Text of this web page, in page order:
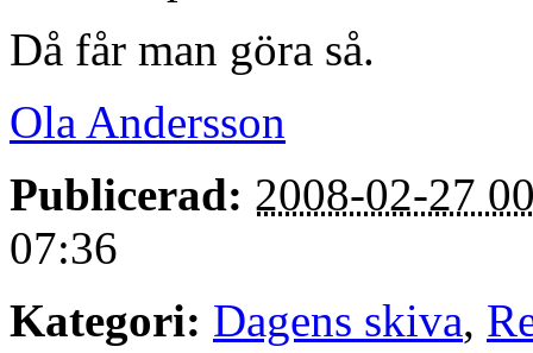
Då får man göra så.
Ola Andersson
Publicerad: 2008-02-27
07:36
Kategori: Dagens skiva,